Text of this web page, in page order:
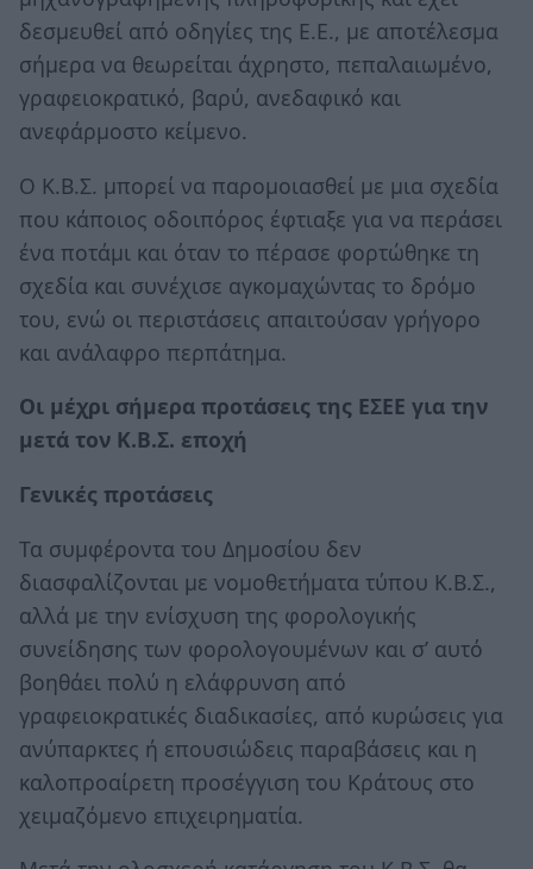
δεσμευθεί από οδηγίες της Ε.Ε., με αποτέλεσμα
σήμερα να θεωρείται άχρηστο, πεπαλαιωμένο,
γραφειοκρατικό, βαρύ, ανεδαφικό και
ανεφάρμοστο κείμενο.
Ο Κ.Β.Σ. μπορεί να παρομοιασθεί με μια σχεδία
που κάποιος οδοιπόρος έφτιαξε για να περάσει
ένα ποτάμι και όταν το πέρασε φορτώθηκε τη
σχεδία και συνέχισε αγκομαχώντας το δρόμο
του, ενώ οι περιστάσεις απαιτούσαν γρήγορο
και ανάλαφρο περπάτημα.
Οι μέχρι σήμερα προτάσεις της ΕΣΕΕ για την
μετά τον Κ.Β.Σ. εποχή
Γενικές προτάσεις
Τα συμφέροντα του Δημοσίου δεν
διασφαλίζονται με νομοθετήματα τύπου Κ.Β.Σ.,
αλλά με την ενίσχυση της φορολογικής
συνείδησης των φορολογουμένων και σ’ αυτό
βοηθάει πολύ η ελάφρυνση από
γραφειοκρατικές διαδικασίες, από κυρώσεις για
ανύπαρκτες ή επουσιώδεις παραβάσεις και η
καλοπροαίρετη προσέγγιση του Κράτους στο
χειμαζόμενο επιχειρηματία.